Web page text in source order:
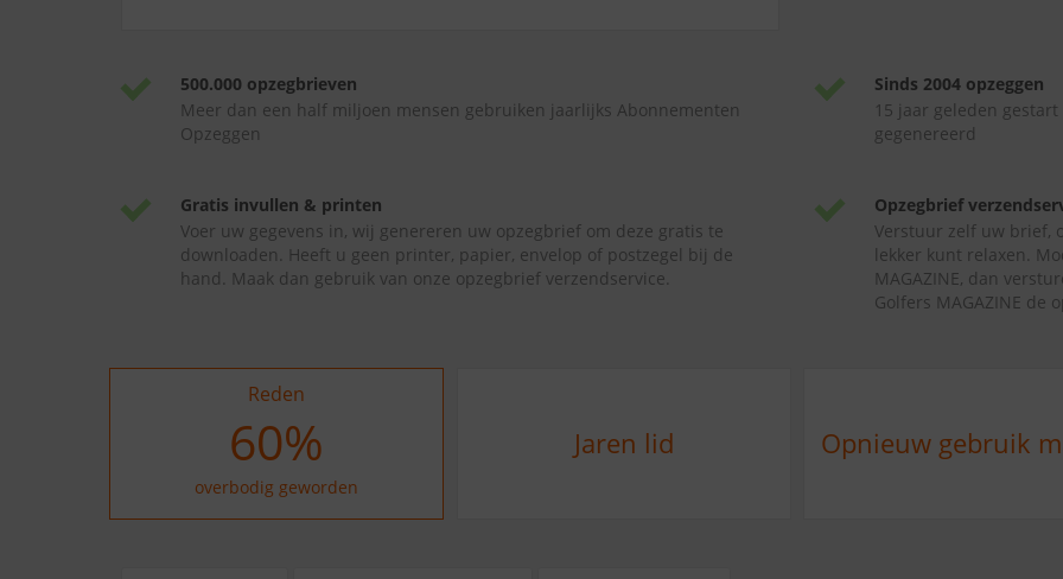
500.000 opzegbrieven
Meer dan een half miljoen mensen gebruiken jaarlijks Abonnementen
Opzeggen
Sinds 2004 opzeggen
15 jaar geleden
gegenereerd
Gratis invullen & printen
Voer uw gegevens in, wij genereren uw opzegbrief om deze gratis te
downloaden. Heeft u geen printer, papier, envelop of postzegel bij de
hand. Maak dan gebruik van onze opzegbrief verzendservice.
Opzegbrief
Verstuur zelf uw brief,
lekker kunt relaxen.
MAGAZINE, dan
Golfers MAGAZINE de
Reden
78%
overbodig geworden
Jaren lid Opnieuw gebruik